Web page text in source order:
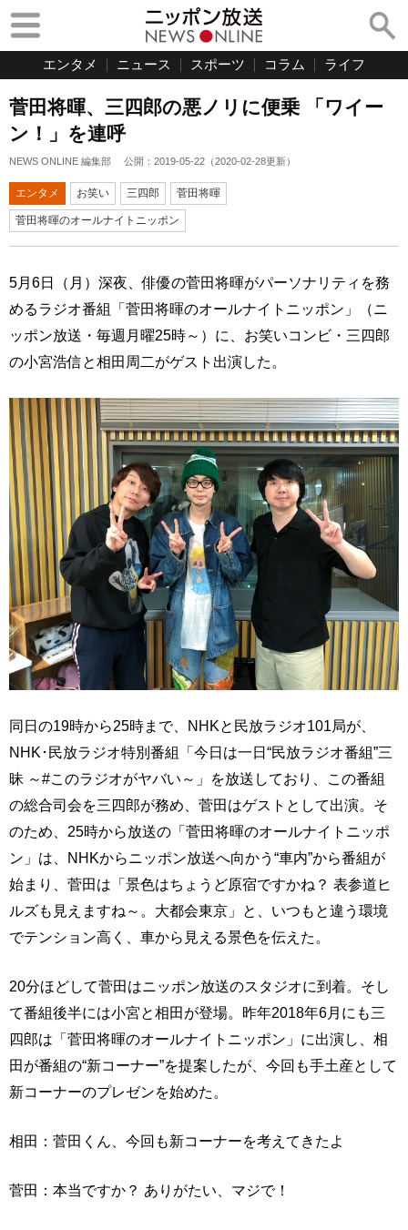
エンタメ ニュース スポーツ コラム ライフ
菅田将暉、三四郎の悪ノリに便乗 「ワイー
ン！」を連呼
NEWS ONLINE 編集部 公開： 2019-05-22 （2020-02-28更新）
エンタメ お笑い 三四郎 菅田将暉
菅田将暉のオールナイトニッポン
5月6日（月）深夜、俳優の菅田将暉がパーソナリティを務
めるラジオ番組「菅田将暉のオールナイトニッポン」（ニ
ッポン放送・毎週月曜25時～）に、お笑いコンビ・三四郎
の小宮浩信と相田周二がゲスト出演した。
同日の19時から25時まで、NHKと民放ラジオ101局が、
NHK･民放ラジオ特別番組「今日は一日“民放ラジオ番組”三
昧 ～#このラジオがヤバい～」を放送しており、この番組
の総合司会を三四郎が務め、菅田はゲストとして出演。そ
のため、25時から放送の「菅田将暉のオールナイトニッポ
ン」は、NHKからニッポン放送へ向かう“車内”から番組が
始まり、菅田は「景色はちょうど原宿ですかね？ 表参道ヒ
ルズも見えますね～。大都会東京」と、いつもと違う環境
でテンション高く、車から見える景色を伝えた。
20分ほどして菅田はニッポン放送のスタジオに到着。そし
て番組後半には小宮と相田が登場。昨年2018年6月にも三
四郎は「菅田将暉のオールナイトニッポン」に出演し、相
田が番組の“新コーナー”を提案したが、今回も手土産として
新コーナーのプレゼンを始めた。
相田：菅田くん、今回も新コーナーを考えてきたよ
菅田：本当ですか？ ありがたい、マジで！